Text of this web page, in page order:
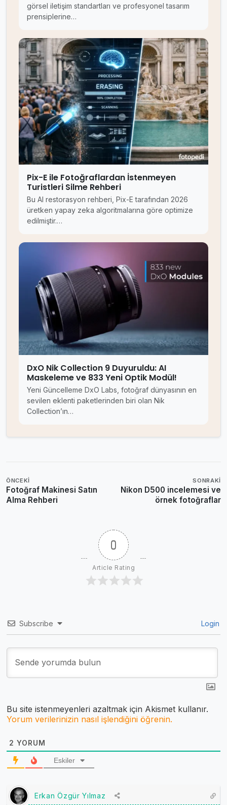
görsel iletişim standartları ve profesyonel tasarım
prensiplerine…
Pix-E ile Fotoğraflardan İstenmeyen
Turistleri Silme Rehberi
Bu AI restorasyon rehberi, Pix-E tarafından 2026
üretken yapay zeka algoritmalarına göre optimize
edilmiştir.…
DxO Nik Collection 9 Duyuruldu: AI
Maskeleme ve 833 Yeni Optik Modül!
Yeni Güncelleme DxO Labs, fotoğraf dünyasının en
sevilen eklenti paketlerinden biri olan Nik
Collection’ın…
ÖNCEKI
Fotoğraf Makinesi Satın
Alma Rehberi
SONRAKI
Nikon D500 incelemesi ve
örnek fotoğraflar
0
Article Rating
Subscribe Login
Bu site istenmeyenleri azaltmak için Akismet kullanır.
Yorum verilerinizin nasıl işlendiğini öğrenin.
2 YORUM
Eskiler
Erkan Özgür Yılmaz